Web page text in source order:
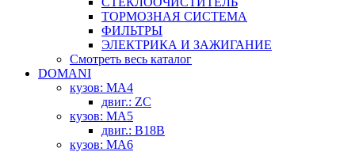
ТОРМОЗНАЯ СИСТЕМА
ФИЛЬТРЫ
ЭЛЕКТРИКА И ЗАЖИГАНИЕ
Смотреть весь каталог
DOMANI
кузов: MA4
двиг.: ZC
кузов: MA5
двиг.: B18B
кузов: MA6